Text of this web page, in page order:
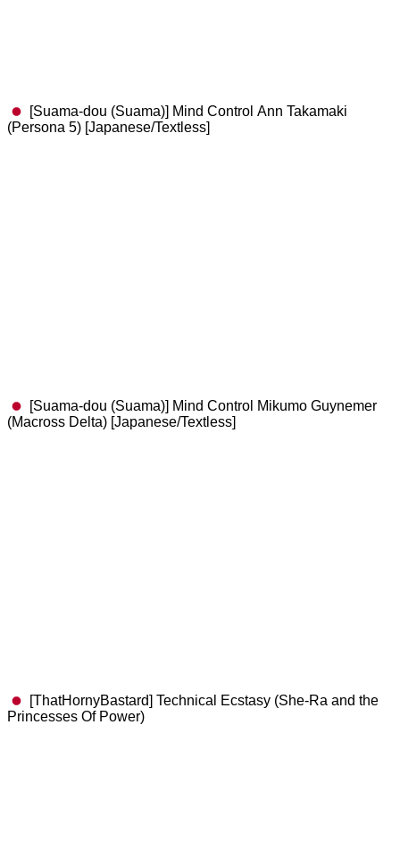
[Suama-dou (Suama)] Mind Control Ann Takamaki
(Persona 5) [Japanese/Textless]
[Suama-dou (Suama)] Mind Control Mikumo Guynemer
(Macross Delta) [Japanese/Textless]
[ThatHornyBastard] Technical Ecstasy (She-Ra and the
Princesses Of Power)